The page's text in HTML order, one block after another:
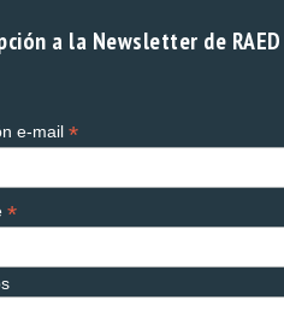
a la Newsletter de RAED
e-mail*
*